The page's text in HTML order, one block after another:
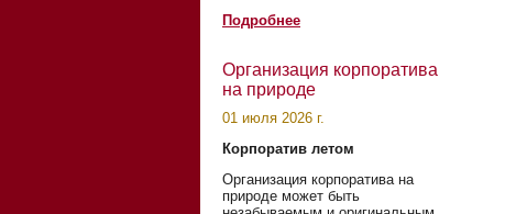
Подробнее
Организация корпоратива
на природе
01 июля 2026 г.
Корпоратив летом
Организация корпоратива на
природе может быть